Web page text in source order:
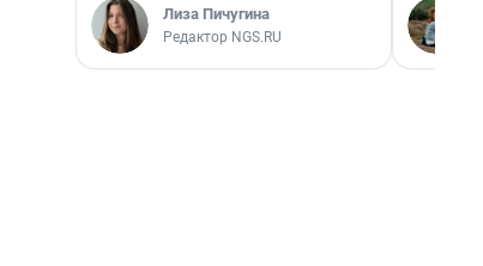
Лиза Пичугина
Редактор NGS.RU